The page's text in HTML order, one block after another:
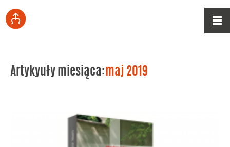
Artykyuły miesiąca: maj 2019